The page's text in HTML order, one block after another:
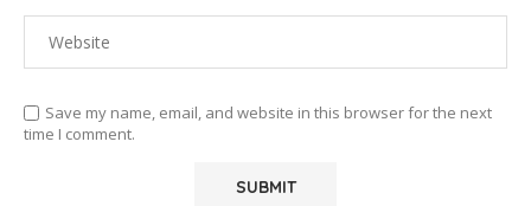
Save my name, email, and website in this browser for the next
time I comment.